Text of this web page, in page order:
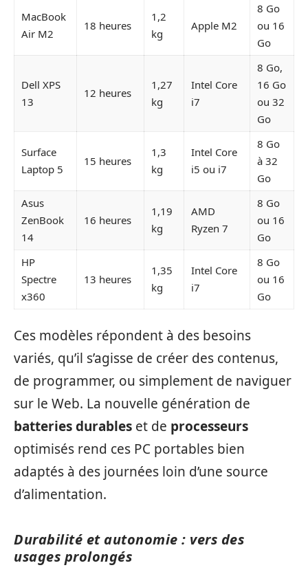
MacBook
Air M2
18 heures
1,2
kg
Apple M2
8 Go
ou 16
Go
Dell XPS
13
12 heures
1,27
kg
Intel Core
i7
8 Go,
16 Go
ou 32
Go
Surface
Laptop 5
15 heures
1,3
kg
Intel Core
i5 ou i7
8 Go
à 32
Go
Asus
ZenBook
14
16 heures
1,19
kg
AMD
Ryzen 7
8 Go
ou 16
Go
HP
Spectre
x360
13 heures
1,35
kg
Intel Core
i7
8 Go
ou 16
Go
Ces modèles répondent à des besoins
variés, qu’il s’agisse de créer des contenus,
de programmer, ou simplement de naviguer
sur le Web. La nouvelle génération de
batteries durables et de processeurs
optimisés rend ces PC portables bien
adaptés à des journées loin d’une source
d’alimentation.
Durabilité et autonomie : vers des
usages prolongés